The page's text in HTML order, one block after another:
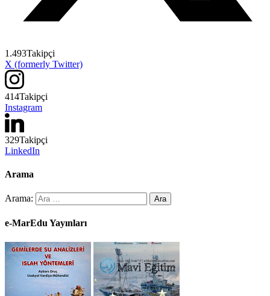
1.493Takipçi
X (formerly Twitter)
414Takipçi
Instagram
329Takipçi
LinkedIn
Arama
Arama:
e-MarEdu Yayınları